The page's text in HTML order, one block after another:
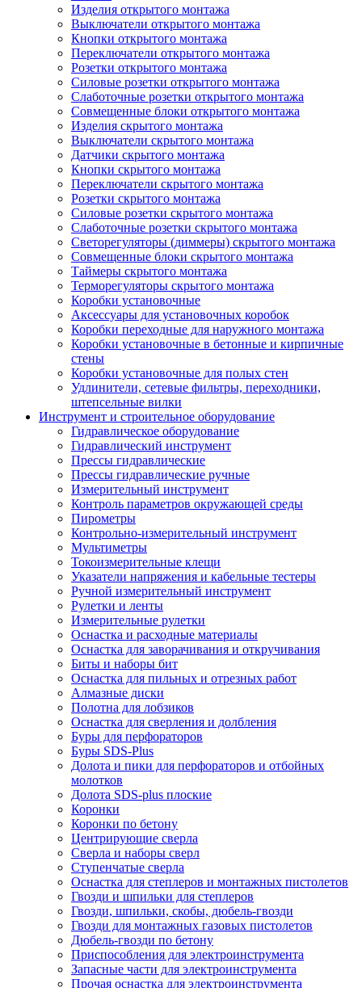
Изделия открытого монтажа
Выключатели открытого монтажа
Кнопки открытого монтажа
Переключатели открытого монтажа
Розетки открытого монтажа
Силовые розетки открытого монтажа
Слаботочные розетки открытого монтажа
Совмещенные блоки открытого монтажа
Изделия скрытого монтажа
Выключатели скрытого монтажа
Датчики скрытого монтажа
Кнопки скрытого монтажа
Переключатели скрытого монтажа
Розетки скрытого монтажа
Силовые розетки скрытого монтажа
Слаботочные розетки скрытого монтажа
Светорегуляторы (диммеры) скрытого монтажа
Совмещенные блоки скрытого монтажа
Таймеры скрытого монтажа
Терморегуляторы скрытого монтажа
Коробки установочные
Аксессуары для установочных коробок
Коробки переходные для наружного монтажа
Коробки установочные в бетонные и кирпичные
стены
Коробки установочные для полых стен
Удлинители, сетевые фильтры, переходники,
штепсельные вилки
Инструмент и строительное оборудование
Гидравлическое оборудование
Гидравлический инструмент
Прессы гидравлические
Прессы гидравлические ручные
Измерительный инструмент
Контроль параметров окружающей среды
Пирометры
Контрольно-измерительный инструмент
Мультиметры
Токоизмерительные клещи
Указатели напряжения и кабельные тестеры
Ручной измерительный инструмент
Рулетки и ленты
Измерительные рулетки
Оснастка и расходные материалы
Оснастка для заворачивания и откручивания
Биты и наборы бит
Оснастка для пильных и отрезных работ
Алмазные диски
Полотна для лобзиков
Оснастка для сверления и долбления
Буры для перфораторов
Буры SDS-Plus
Долота и пики для перфораторов и отбойных
молотков
Долота SDS-plus плоские
Коронки
Коронки по бетону
Центрирующие сверла
Сверла и наборы сверл
Ступенчатые сверла
Оснастка для степлеров и монтажных пистолетов
Гвозди и шпильки для степлеров
Гвозди, шпильки, скобы, дюбель-гвозди
Гвозди для монтажных газовых пистолетов
Дюбель-гвозди по бетону
Приспособления для электроинструмента
Запасные части для электроинструмента
Прочая оснастка для электроинструмента